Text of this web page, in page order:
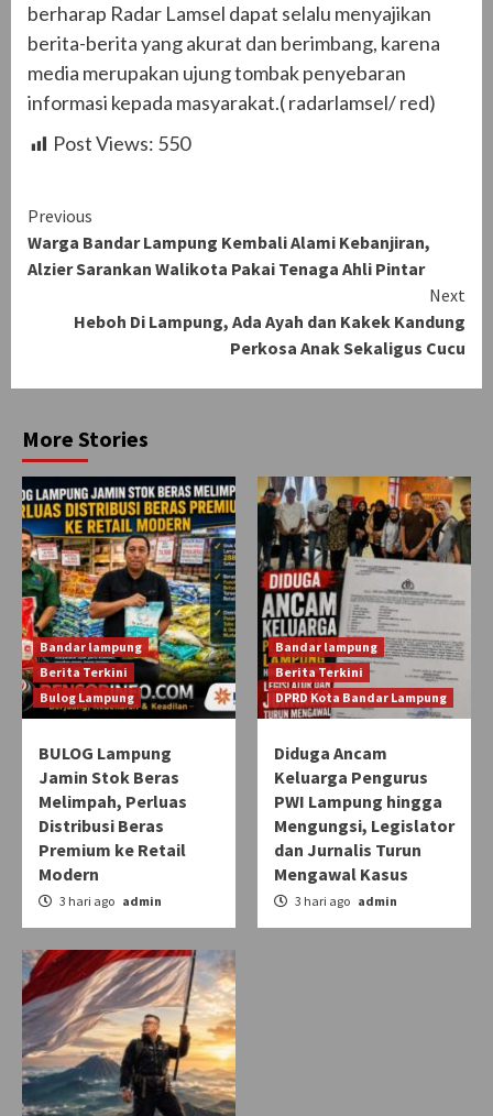
berharap Radar Lamsel dapat selalu menyajikan
berita-berita yang akurat dan berimbang, karena
media merupakan ujung tombak penyebaran
informasi kepada masyarakat.( radarlamsel/ red)
Post Views: 550
Continue
Reading
Previous
Warga Bandar Lampung Kembali Alami Kebanjiran,
Alzier Sarankan Walikota Pakai Tenaga Ahli Pintar
Next
Heboh Di Lampung, Ada Ayah dan Kakek Kandung
Perkosa Anak Sekaligus Cucu
More Stories
Bandar lampung
Berita Terkini
Bulog Lampung
BULOG Lampung
Jamin Stok Beras
Melimpah, Perluas
Distribusi Beras
Premium ke Retail
Modern
3 hari ago admin
Bandar lampung
Berita Terkini
DPRD Kota Bandar Lampung
Diduga Ancam
Keluarga Pengurus
PWI Lampung hingga
Mengungsi, Legislator
dan Jurnalis Turun
Mengawal Kasus
3 hari ago admin